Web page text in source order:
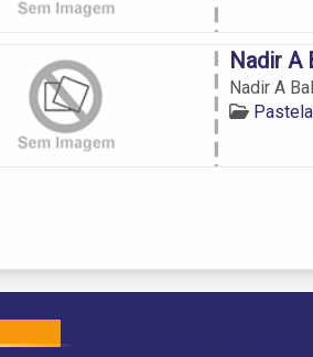
Nadir A
Nadir A